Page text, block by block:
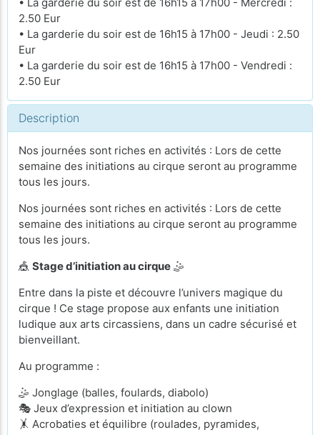
2.50 Eur
• La garderie du soir est de 16h15 à 17h00 - Jeudi : 2.50
Eur
• La garderie du soir est de 16h15 à 17h00 - Vendredi :
2.50 Eur
Description
Nos journées sont riches en activités : Lors de cette
semaine des initiations au cirque seront au programme
tous les jours.
Nos journées sont riches en activités : Lors de cette
semaine des initiations au cirque seront au programme
tous les jours.
🎪 Stage d’initiation au cirque 🤹
Entre dans la piste et découvre l’univers magique du
cirque ! Ce stage propose aux enfants une initiation
ludique aux arts circassiens, dans un cadre sécurisé et
bienveillant.
Au programme :
🤹 Jonglage (balles, foulards, diabolo)
🎭 Jeux d’expression et initiation au clown
🤸 Acrobaties et équilibre (roulades, pyramides,